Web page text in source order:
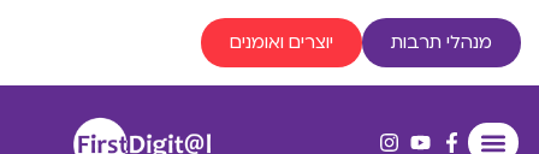
מנהלי תרבות יוצרים ואומנים